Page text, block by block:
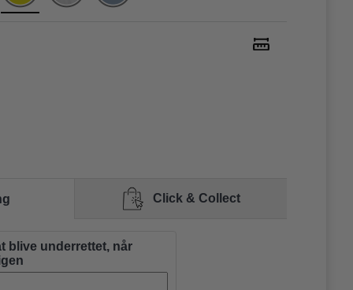
Click & Collect
blive underrettet, når